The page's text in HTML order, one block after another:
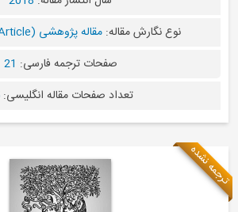
نوع نگارش مقاله:مقاله پژوهشی (Research Article)
صفحات ترجمه فارسی:21
تعداد صفحات مقاله انگلیسی:15